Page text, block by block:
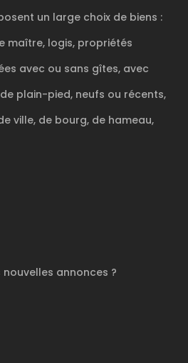
un large choix de biens :
maître, logis, propriétés
avec ou sans gîtes, avec
plain-pied, neufs ou récents,
ville, de bourg, de hameau,
annonces ?